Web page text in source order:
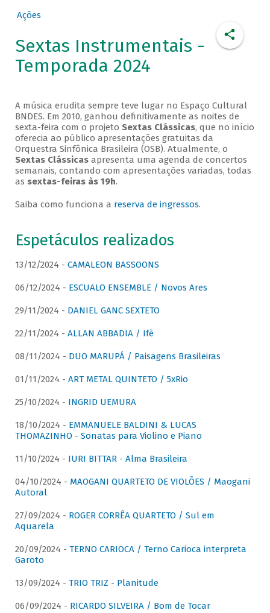
Ações
Sextas Instrumentais -
Temporada 2024
A música erudita sempre teve lugar no Espaço Cultural
BNDES. Em 2010, ganhou definitivamente as noites de
sexta-feira com o projeto Sextas Clássicas, que no início
oferecia ao público apresentações gratuitas da
Orquestra Sinfônica Brasileira (OSB). Atualmente, o
Sextas Clássicasapresenta uma agenda de concertos
semanais, contando com apresentações variadas, todas
as sextas-feiras às 19h.
Saiba como funciona a reserva de ingressos.
Espetáculos realizados
13/12/2024 - CAMALEON BASSOONS
06/12/2024 - ESCUALO ENSEMBLE / Novos Ares
29/11/2024 - DANIEL GANC SEXTETO
22/11/2024 - ALLAN ABBADIA / Ifè
08/11/2024 - DUO MARUPÁ / Paisagens Brasileiras
01/11/2024 - ART METAL QUINTETO / 5xRio
25/10/2024 - INGRID UEMURA
18/10/2024 - EMMANUELE BALDINI & LUCAS
THOMAZINHO - Sonatas para Violino e Piano
11/10/2024 - IURI BITTAR - Alma Brasileira
04/10/2024 - MAOGANI QUARTETO DE VIOLÕES / Maogani
Autoral
27/09/2024 - ROGER CORRÊA QUARTETO / Sul em
Aquarela
20/09/2024 - TERNO CARIOCA / Terno Carioca interpreta
Garoto
13/09/2024 - TRIO TRIZ - Planitude
06/09/2024 - RICARDO SILVEIRA / Bom de Tocar